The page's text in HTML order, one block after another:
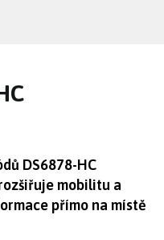
DS6878-HC
mobilitu a
přímo na místě